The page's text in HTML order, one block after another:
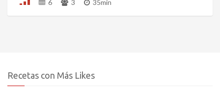
6 3 35min
Recetas con Más Likes